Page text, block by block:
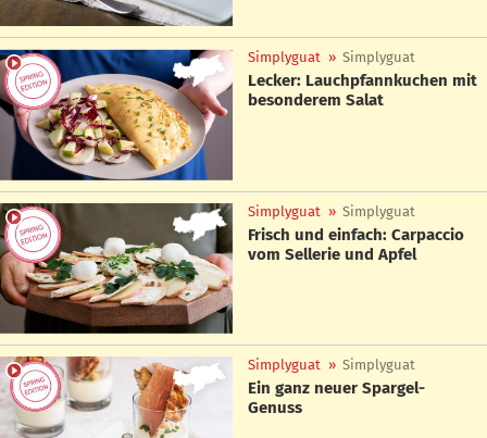
Simplyguat » Simplyguat
Lecker: Lauchpfannkuchen mit
besonderem Salat
Simplyguat » Simplyguat
Frisch und einfach: Carpaccio
vom Sellerie und Apfel
Simplyguat » Simplyguat
Ein ganz neuer Spargel-
Genuss